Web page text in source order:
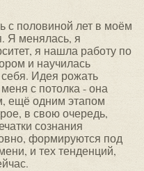
с половиной лет в моём
Я менялась, я
я нашла работу по
и научилась
себя. Идея рожать
с потолка - она
ещё одним этапом
в свою очередь,
сознания
формируются под
и тех тенденций,